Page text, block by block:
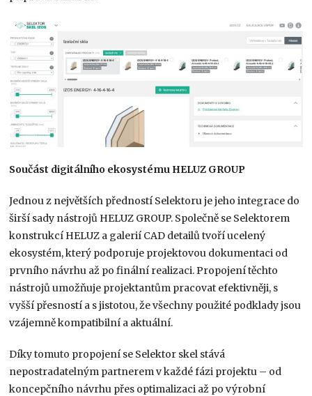
Součást digitálního ekosystému HELUZ GROUP
Jednou z největších předností Selektoru je jeho integrace do
širší sady nástrojů HELUZ GROUP. Společně se Selektorem
konstrukcí HELUZ a galerií CAD detailů tvoří ucelený
ekosystém, který podporuje projektovou dokumentaci od
prvního návrhu až po finální realizaci. Propojení těchto
nástrojů umožňuje projektantům pracovat efektivněji, s
vyšší přesností a s jistotou, že všechny použité podklady jsou
vzájemně kompatibilní a aktuální.
Díky tomuto propojení se Selektor skel stává
nepostradatelným partnerem v každé fázi projektu – od
koncepčního návrhu přes optimalizaci až po výrobní